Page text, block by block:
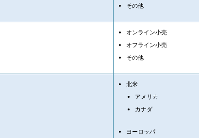
その他
オンライン小売
オフライン小売
その他
北米
アメリカ
カナダ
ヨーロッパ